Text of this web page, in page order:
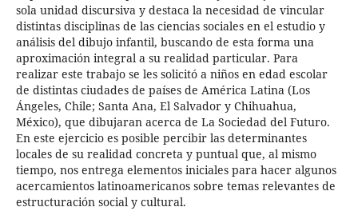
sola unidad discursiva y destaca la necesidad de vincular
distintas disciplinas de las ciencias sociales en el estudio y
análisis del dibujo infantil, buscando de esta forma una
aproximación integral a su realidad particular. Para
realizar este trabajo se les solicitó a niños en edad escolar
de distintas ciudades de países de América Latina (Los
Ángeles, Chile; Santa Ana, El Salvador y Chihuahua,
México), que dibujaran acerca de La Sociedad del Futuro.
En este ejercicio es posible percibir las determinantes
locales de su realidad concreta y puntual que, al mismo
tiempo, nos entrega elementos iniciales para hacer algunos
acercamientos latinoamericanos sobre temas relevantes de
estructuración social y cultural.